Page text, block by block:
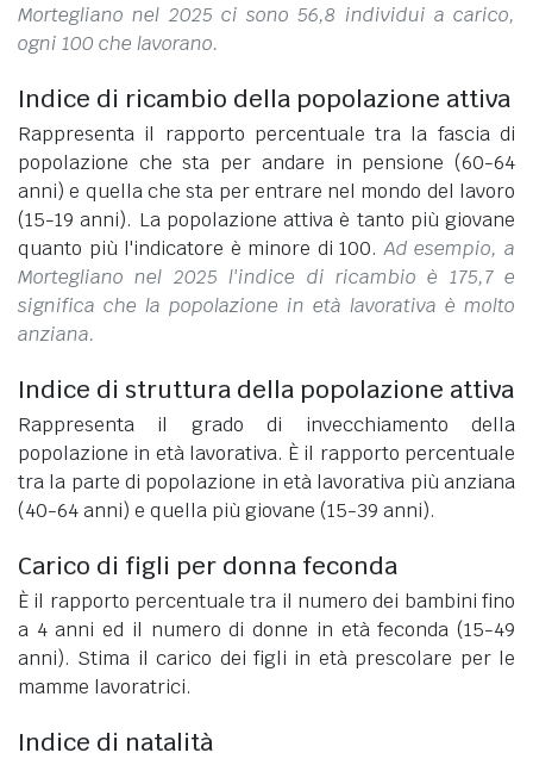
Mortegliano nel 2025 ci sono 56,8 individui a carico,
ogni 100 che lavorano.
Indice di ricambio della popolazione attiva
Rappresenta il rapporto percentuale tra la fascia di
popolazione che sta per andare in pensione (60-64
anni) e quella che sta per entrare nel mondo del lavoro
(15-19 anni). La popolazione attiva è tanto più giovane
quanto più l'indicatore è minore di 100.Ad esempio, a
Mortegliano nel 2025 l'indice di ricambio è 175,7 e
significa che la popolazione in età lavorativa è molto
anziana.
Indice di struttura della popolazione attiva
Rappresenta il grado di invecchiamento della
popolazione in età lavorativa. È il rapporto percentuale
tra la parte di popolazione in età lavorativa più anziana
(40-64 anni) e quella più giovane (15-39 anni).
Carico di figli per donna feconda
È il rapporto percentuale tra il numero dei bambini fino
a 4 anni ed il numero di donne in età feconda (15-49
anni). Stima il carico dei figli in età prescolare per le
mamme lavoratrici.
Indice di natalità